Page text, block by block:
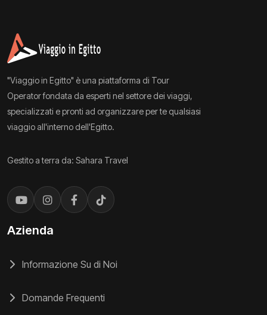
"Viaggio in Egitto" è una piattaforma di Tour
Operator fondata da esperti nel settore dei viaggi,
specializzati e pronti ad organizzare per te qualsiasi
viaggio all'interno dell'Egitto.
Gestito a terra da: Sahara Travel
Azienda
Informazione Su di Noi
Domande Frequenti